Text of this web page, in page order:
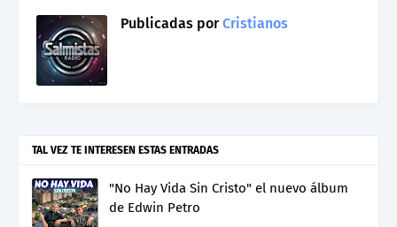
Publicadas porCristianos
TAL VEZ TE INTERESEN ESTAS ENTRADAS
"No Hay Vida Sin Cristo" el nuevo álbum
de Edwin Petro